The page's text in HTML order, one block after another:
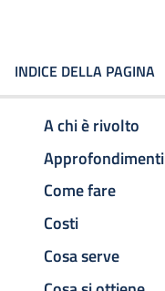
INDICE DELLA PAGINA
A chi è rivolto
Approfondimenti
Come fare
Costi
Cosa serve